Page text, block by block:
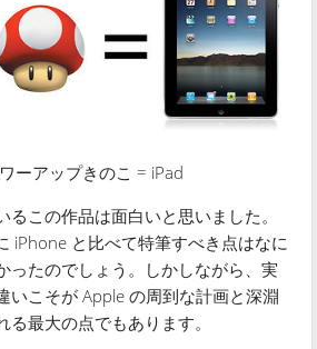
ーアップきのこ = iPad
るこの作品は面白いと思いました。
iPhone と比べて特筆すべき点はなに
ったのでしょう。しかしながら、実
いこそが Apple の周到な計画と深淵
最大の点でもあります。